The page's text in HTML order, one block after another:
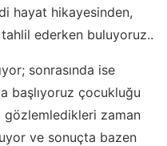
hayat hikayesinden,
tahlil ederken buluyoruz..
sonrasında ise
başlıyoruz çocukluğu
gözlemledikleri zaman
ve sonuçta bazen